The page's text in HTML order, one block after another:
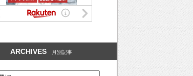
ARCHIVES 月別記事